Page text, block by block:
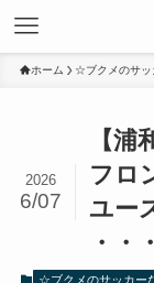
ホーム ☆ブクメのサッ
【
フロ
ユー
・・
2026
6/07
☆ブクメのサッカー